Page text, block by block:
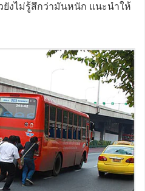
ยังไม่รู้สึกว่ามันหนัก แนะนำให้